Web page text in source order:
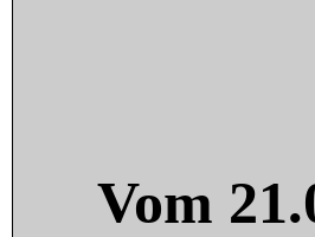
Vom